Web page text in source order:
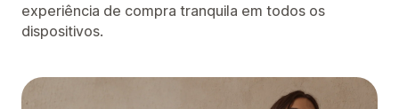
experiência de compra tranquila em todos os
dispositivos.